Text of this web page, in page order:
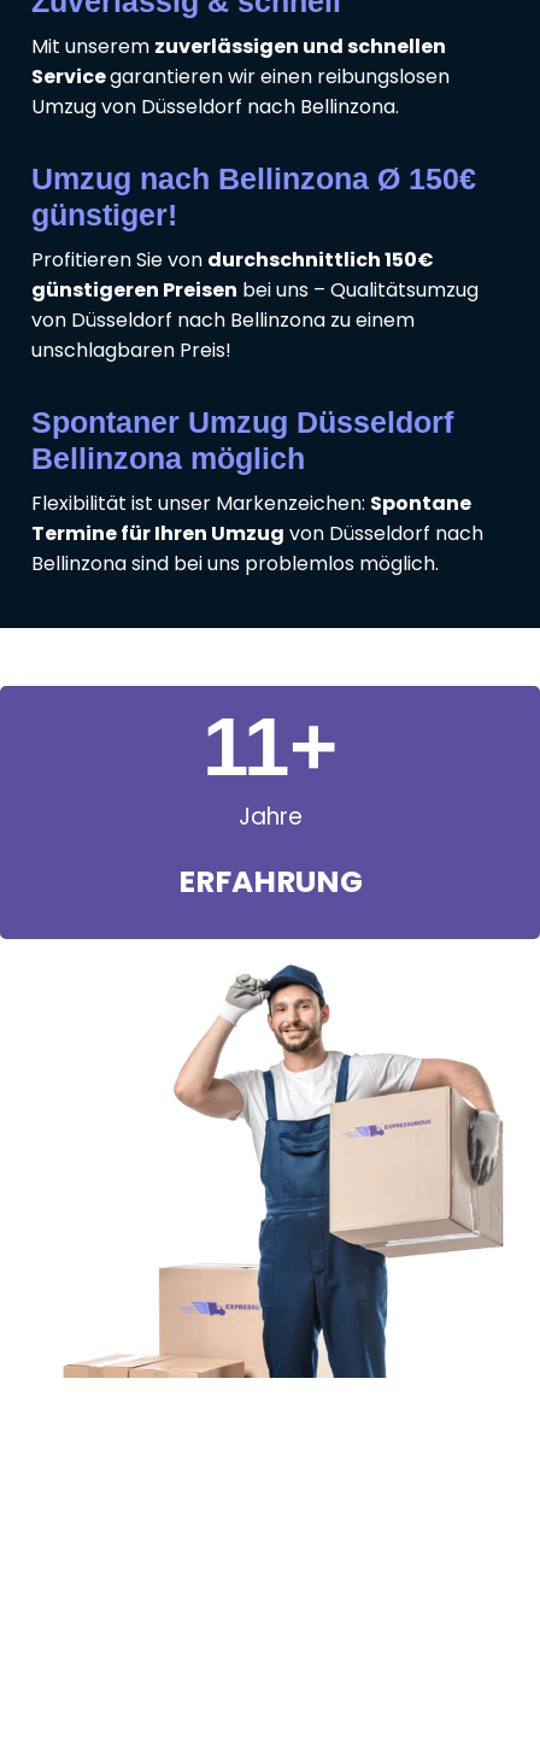
Mit unserem zuverlässigen und schnellen
Servicegarantieren wir einen reibungslosen
Umzug von Düsseldorf nach Bellinzona.
Umzug nach Bellinzona Ø 150€
günstiger!
Profitieren Sie von durchschnittlich 150€
günstigeren Preisen bei uns – Qualitätsumzug
von Düsseldorf nach Bellinzona zu einem
unschlagbaren Preis!
Spontaner Umzug Düsseldorf
Bellinzona möglich
Flexibilität ist unser Markenzeichen: Spontane
Termine für Ihren Umzug von Düsseldorf nach
Bellinzona sind bei uns problemlos möglich.
Jahre
ERFAHRUNG
11+